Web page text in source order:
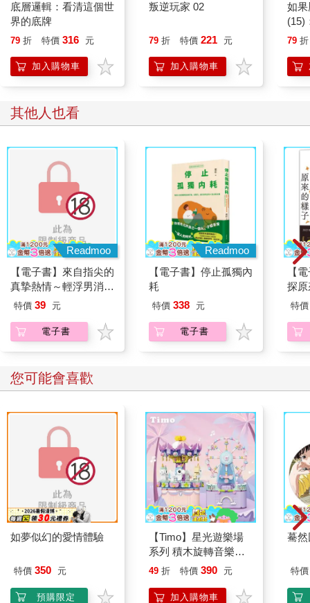
底層邏輯：看清這個世
界的底牌
79 折 特價 316 元
加入購物車
叛逆玩家 02
79 折 特價 221 元
加入購物車
如
(15)
貓
79 折
其他人也看
Readmoo
【電子書】來自指尖的
真摯熱情～輕浮男消防
員帶著熱烈眼神擁抱我
特價 39 元
電子書
Readmoo
【電子書】停止孤獨內
耗
特價 338 元
電子書
【
探
特價
您可能會喜歡
如夢似幻的愛情體驗
特價 350 元
預購限定
【Timo】星光遊樂場
系列 積木旋轉音樂盒
禮物
49 折 特價 390 元
加入購物車
驀
特價